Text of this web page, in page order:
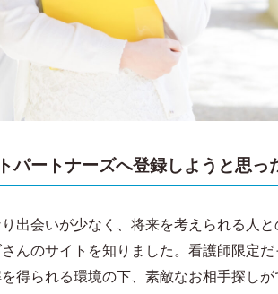
パートナーズへ登録しようと思っ
出会いが少なく、将来を考えられる人
んのサイトを知りました。看護師限定
得られる環境の下、素敵なお相手探し